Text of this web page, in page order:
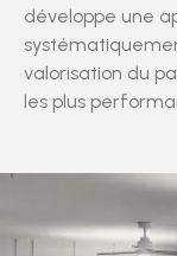
développe une
valorisation du
les plus